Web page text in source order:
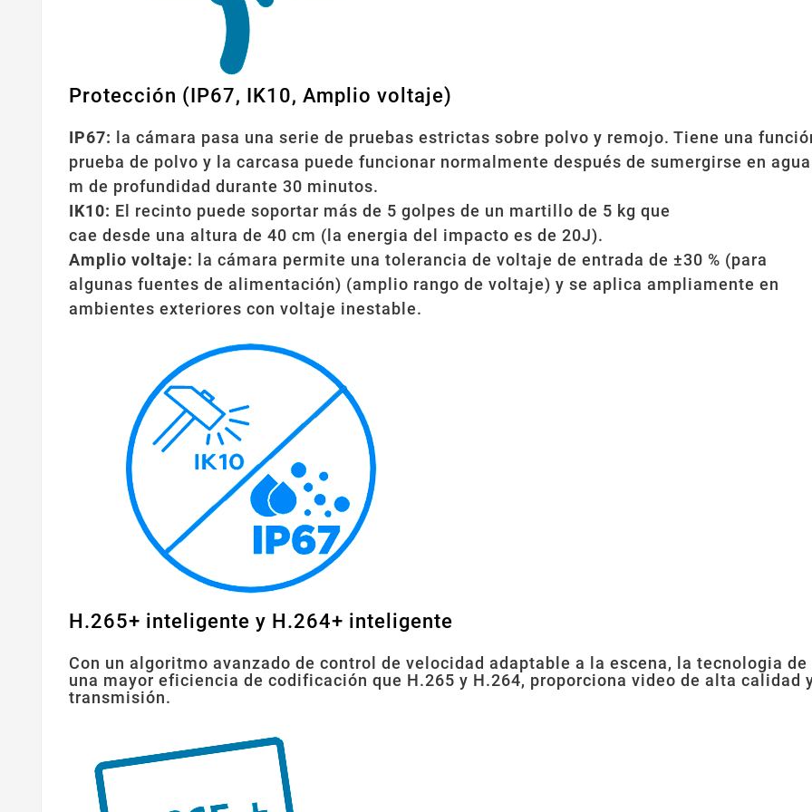
Protección (IP67, IK10, Amplio voltaje)
IP67:
la cámara pasa una serie de pruebas estrictas sobre polvo y remojo. Tiene una
prueba de polvo y la carcasa puede funcionar normalmente después de sumergirse en agua
m de profundidad durante 30 minutos.
IK10: El recinto puede soportar más de 5 golpes de un martillo de 5 kg que
cae desde una altura de 40 cm (la energia del impacto es de 20J).
Amplio voltaje: la cámara permite una tolerancia de voltaje de entrada de ±30 % (para
algunas fuentes de alimentación) (amplio rango de voltaje) y se aplica ampliamente en
ambientes exteriores con voltaje inestable.
H.265+ inteligente y H.264+ inteligente
Con un algoritmo avanzado de control de velocidad adaptable a la escena, la tecnologia
una mayor eficiencia de codificación que H.265 y H.264, proporciona video de alta calidad
transmisión.